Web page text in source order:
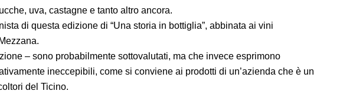
uva, castagne e tanto altro ancora.
di questa edizione di “Una storia in bottiglia”, abbinata ai vini
– sono probabilmente sottovalutati, ma che invece esprimono
ineccepibili, come si conviene ai prodotti di un’azienda che è un
del Ticino.